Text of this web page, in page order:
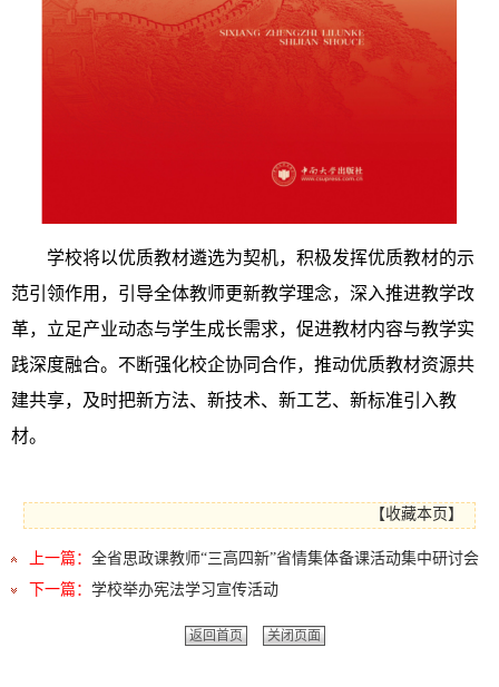
学校将以优质教材遴选为契机，积极发挥优质教材的示
范引领作用，引导全体教师更新教学理念，深入推进教学改
革，立足产业动态与学生成长需求，促进教材内容与教学实
践深度融合。不断强化校企协同合作，推动优质教材资源共
建共享，及时把新方法、新技术、新工艺、新标准引入教
材。
【收藏本页】
上一篇： 全省思政课教师“三高四新”省情集体备课活动集中研讨会
下一篇： 学校举办宪法学习宣传活动
返回首页 关闭页面